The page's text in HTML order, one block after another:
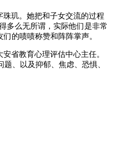
玑。她把和子女交流的过程
多么无所谓，实际他们是非常
的啧啧称赞和阵阵掌声。
省教育心理评估中心主任。
、以及抑郁、焦虑、恐惧、